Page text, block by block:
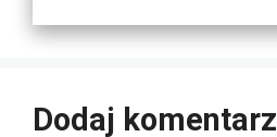
Dodaj komentarz